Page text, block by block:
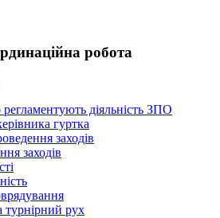
робота
діяльність ЗПО
гуртка
заходів
заходів
турнірний рух